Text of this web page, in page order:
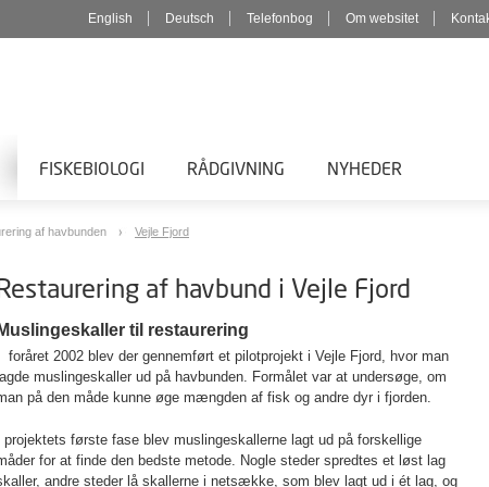
English Deutsch Telefonbog Om websitet
FISKEBIOLOGI RÅDGIVNING NYHEDER
af havbunden Vejle Fjord
af havbund i Vejle Fjord
Muslingeskaller til restaurering
I foråret 2002 blev der gennemført et pilotprojekt i Vejle Fjord, hvor man
lagde muslingeskaller ud på havbunden. Formålet var at undersøge, om
på den måde kunne øge mængden af fisk og andre dyr i fjorden.
I projektets første fase blev muslingeskallerne lagt ud på forskellige
for at finde den bedste metode. Nogle steder spredtes et løst lag
andre steder lå skallerne i netsække, som blev lagt ud i ét lag, og